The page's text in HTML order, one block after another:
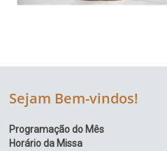
Sejam Bem-vindos!
Programação do Mês
Horário da Missa